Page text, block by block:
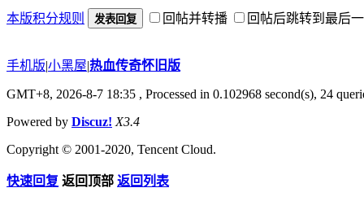
本版积分规则 发表回复 回帖并转播 回帖后跳转到最后
手机版|小黑屋|热血传奇怀旧版
GMT+8, 2026-8-7 18:35 , Processed in 0.102968 second(s), 24
Powered by Discuz! X3.4
Copyright © 2001-2020, Tencent Cloud.
快速回复 返回顶部 返回列表